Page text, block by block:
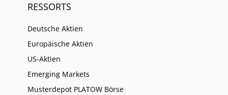
RESSORTS
Deutsche Aktien
Europäische Aktien
US-Aktien
Emerging Markets
Musterdepot PLATOW Börse